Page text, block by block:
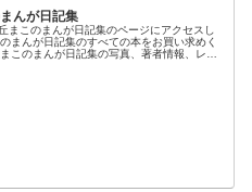
んが日記集
まこのまんが日記集のページにアクセスし
まんが日記集のすべての本をお買い求めく
このまんが日記集の写真、著者情報、レビ